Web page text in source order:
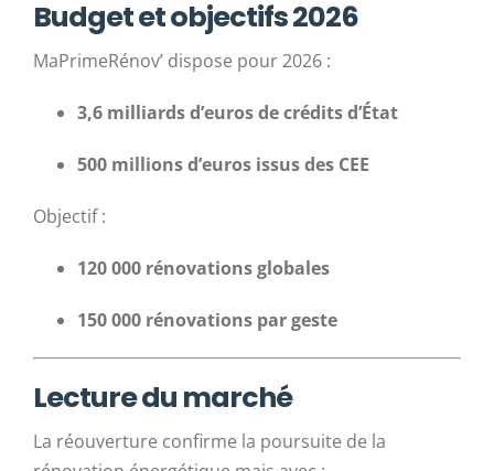
Budget et objectifs 2026
MaPrimeRénov’ dispose pour 2026 :
3,6 milliards d’euros de crédits d’État
500 millions d’euros issus des CEE
Objectif :
120 000 rénovations globales
150 000 rénovations par geste
Lecture du marché
La réouverture confirme la poursuite de la